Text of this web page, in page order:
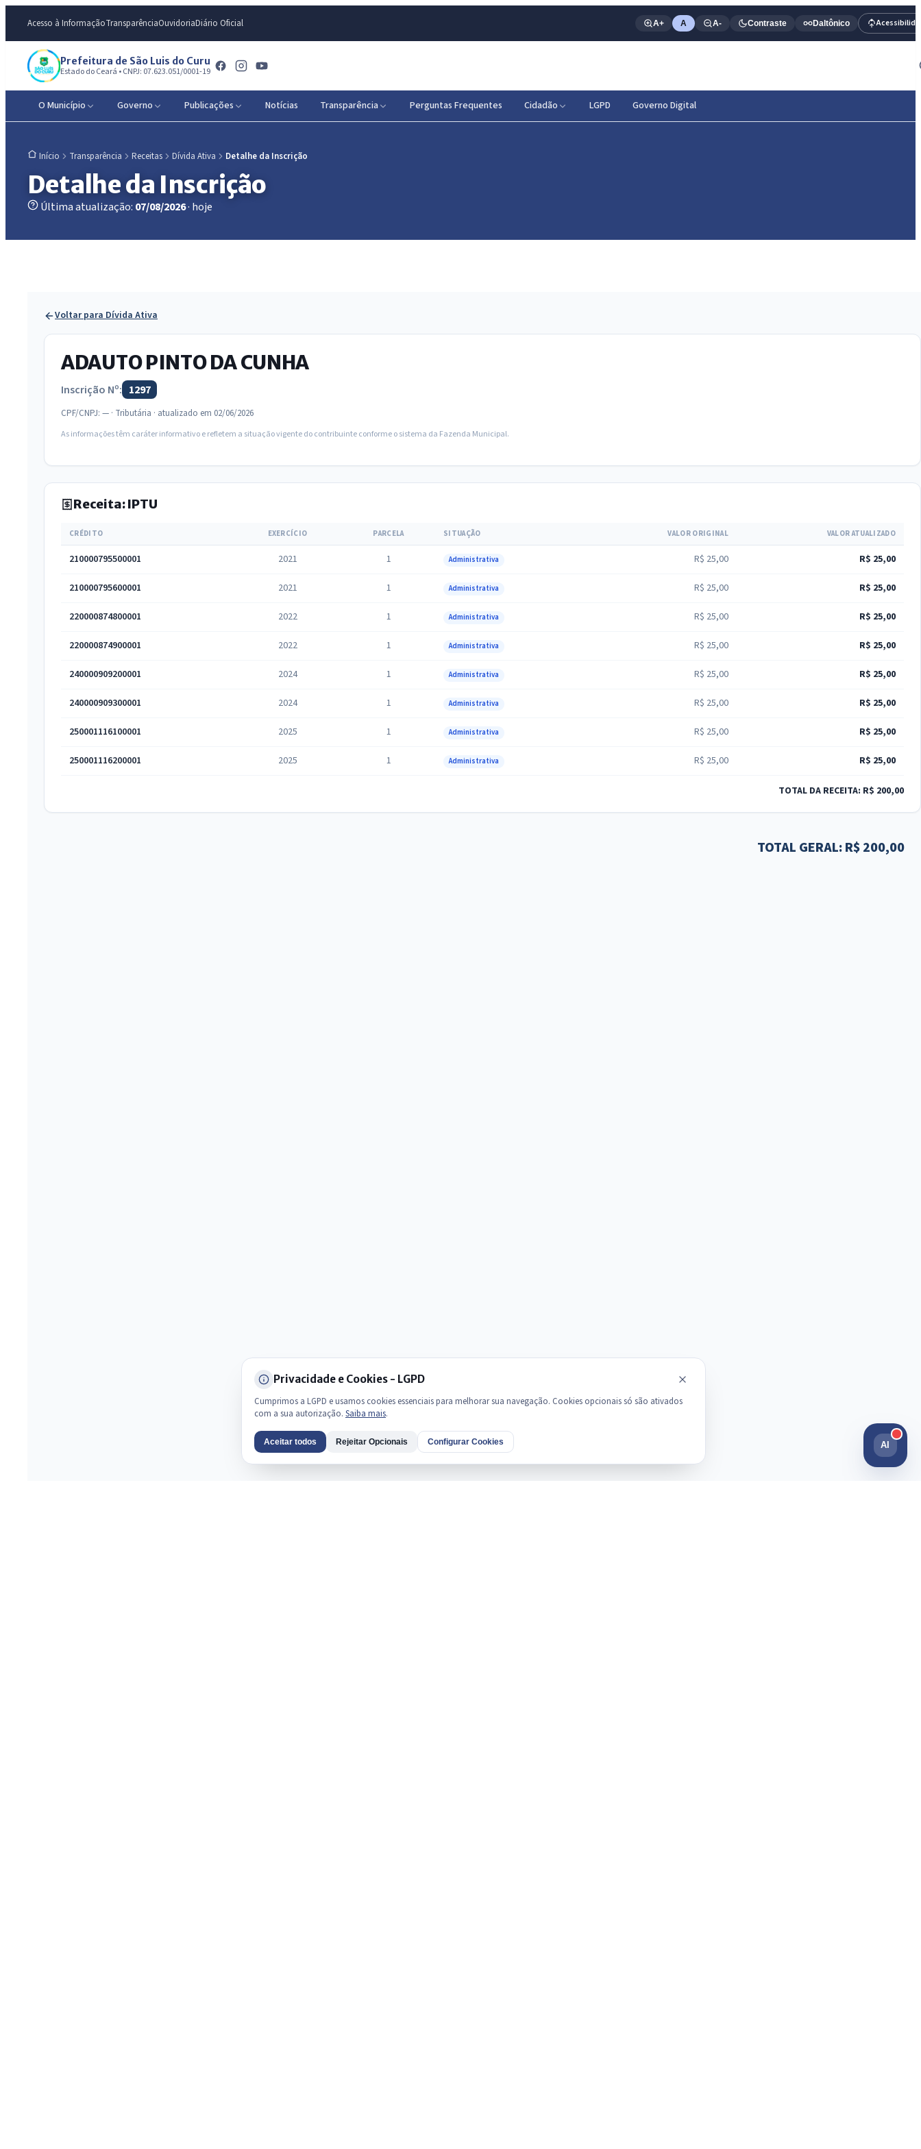
Acesso à InformaçãoTransparênciaOuvidoriaDiário Oficial A+ A A- Contraste Daltônico
Prefeitura de São Luis do Curu
Estado do Ceará • CNPJ: 07.623.051/0001-19
O Município Governo Publicações Notícias Transparência Perguntas Frequentes Cidadão LGPD Governo Digital
Início Transparência Receitas Dívida Ativa Detalhe da Inscrição
Detalhe da Inscrição
Última atualização: 07/08/2026· hoje
Voltar para Dívida Ativa
ADAUTO PINTO DA CUNHA
Inscrição Nº: 1297
CPF/CNPJ: — · Tributária · atualizado em 02/06/2026
As informações têm caráter informativo e refletem a situação vigente do contribuinte conforme o sistema da Fazenda Municipal.
Receita: IPTU
CRÉDITO EXERCÍCIO PARCELA SITUAÇÃO VALOR ORIGINAL VALOR ATUALIZADO
210000795500001 2021 1 Administrativa R$ 25,00 R$ 25,00
210000795600001 2021 1 Administrativa R$ 25,00 R$ 25,00
220000874800001 2022 1 Administrativa R$ 25,00 R$ 25,00
220000874900001 2022 1 Administrativa R$ 25,00 R$ 25,00
240000909200001 2024 1 Administrativa R$ 25,00 R$ 25,00
240000909300001 2024 1 Administrativa R$ 25,00 R$ 25,00
250001116100001 2025 1 Administrativa R$ 25,00 R$ 25,00
250001116200001 2025 1 Administrativa R$ 25,00 R$ 25,00
TOTAL DA RECEITA: R$ 200,00
TOTAL GERAL: R$ 200,00
Privacidade e Cookies - LGPD
Cumprimos a LGPD e usamos cookies essenciais para melhorar sua navegação. Cookies opcionais só são ativados
com a sua autorização. Saiba mais.
Aceitar todos Rejeitar Opcionais Configurar Cookies AI